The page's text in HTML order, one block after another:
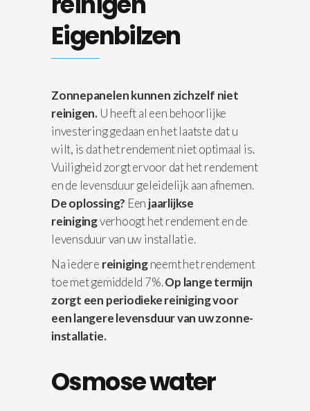
Eigenbilzen
Zonnepanelen kunnen zichzelf niet
reinigen. U heeft al een behoorlijke
investering gedaan en het laatste dat u
wilt, is dat het rendement niet optimaal is.
Vuiligheid zorgt ervoor dat het rendement
en de levensduur geleidelijk aan afnemen.
De oplossing? Een jaarlijkse
reinigingverhoogt het rendement en de
levensduur van uw installatie.
Na iedere reinigingneemt het rendement
toe met gemiddeld 7%.Op lange termijn
zorgt een periodieke reiniging voor
een langere levensduur van uw zonne-
installatie.
Osmose water